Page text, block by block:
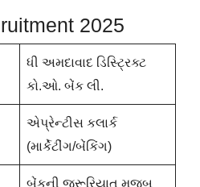
2025
ધી અમદાવાદ ડિસ્ટ્રિક્ટ
કો.ઓ. બેંક લી.
એપ્રેન્ટીસ કલાર્ક
(માર્કેટીંગ/બેંકિંગ)
બેંકની જરૂરિયાત મુજબ